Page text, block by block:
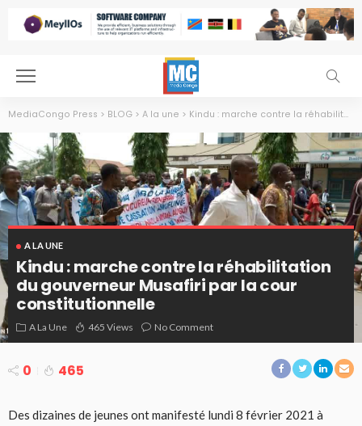
MediaCongo Press > BLOG > A la une > Kindu : marche contre la réhabilitation du gouverneur Musafiri par la cour constitutionnelle
A LA UNE
Kindu : marche contre la réhabilitation
du gouverneur Musafiri par la cour
constitutionnelle
A La Une 465 Views No Comment
0 465
Des dizaines de jeunes ont manifesté lundi 8 février 2021 à